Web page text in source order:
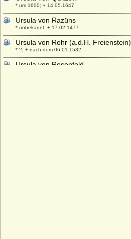
* um 1600; + 14.05.1647
Ursula von Razüns
* unbekannt; + 17.02.1477
Ursula von Rohr (a.d.H. Freienstein)
* ?; + nach dem 06.01.1532
Ursula von Rosenfeld